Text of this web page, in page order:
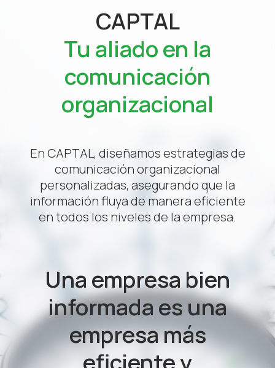
CAPTAL
Tu aliado en la
comunicación
organizacional
En CAPTAL, diseñamos estrategias de
comunicación organizacional
personalizadas, asegurando que la
información fluya de manera eficiente
en todos los niveles de la empresa.
Una empresa bien
informada es una
empresa más